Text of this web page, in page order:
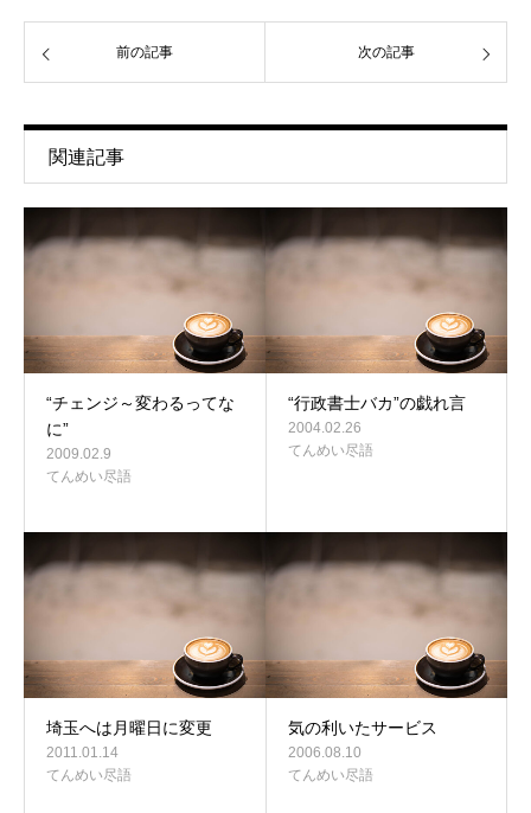
前の記事 次の記事
関連記事
“チェンジ～変わるってな
に”
2009.02.9
てんめい尽語
“行政書士バカ”の戯れ言
2004.02.26
てんめい尽語
埼玉へは月曜日に変更
2011.01.14
てんめい尽語
気の利いたサービス
2006.08.10
てんめい尽語